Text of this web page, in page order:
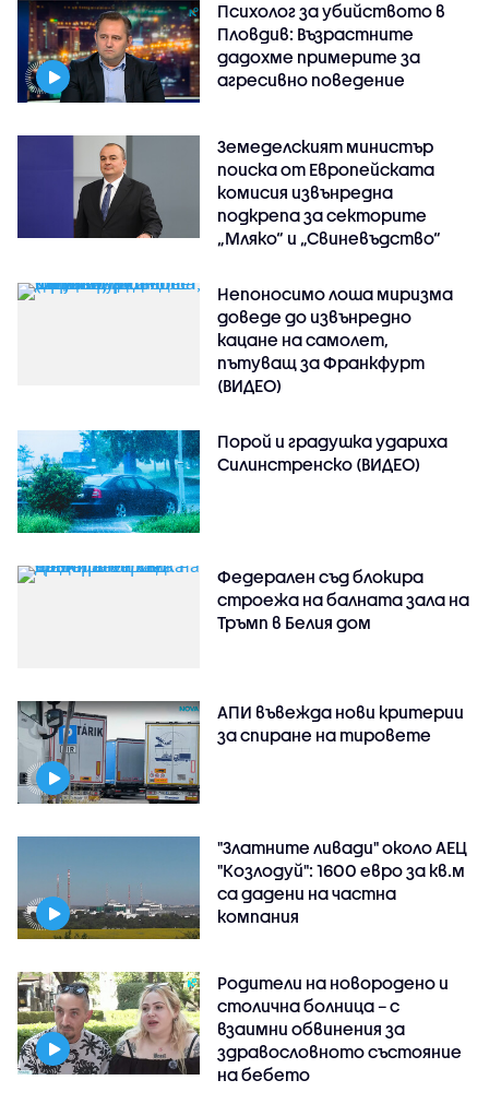
Психолог за убийството в
Пловдив: Възрастните
дадохме примерите за
агресивно поведение
Земеделският министър
поиска от Европейската
комисия извънредна
подкрепа за секторите
„Мляко“ и „Свиневъдство“
Непоносимо лоша миризма
доведе до извънредно
кацане на самолет,
пътуващ за Франкфурт
(ВИДЕО)
Порой и градушка удариха
Силинстренско (ВИДЕО)
Федерален съд блокира
строежа на балната зала на
Тръмп в Белия дом
АПИ въвежда нови критерии
за спиране на тировете
"Златните ливади" около АЕЦ
"Козлодуй": 1600 евро за кв.м
са дадени на частна
компания
Родители на новородено и
столична болница – с
взаимни обвинения за
здравословното състояние
на бебето